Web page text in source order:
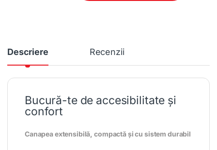
Descriere Recenzii
Bucură-te de accesibilitate și
confort
Canapea extensibilă, compactă și cu sistem durabil